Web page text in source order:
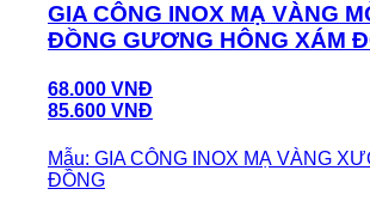
GIA CÔNG INOX MẠ VÀNG
ĐỒNG GƯƠNG HÔNG XÁM
68.000 VNĐ
85.600 VNĐ
Mẫu: GIA CÔNG INOX MẠ VÀNG
ĐỒNG